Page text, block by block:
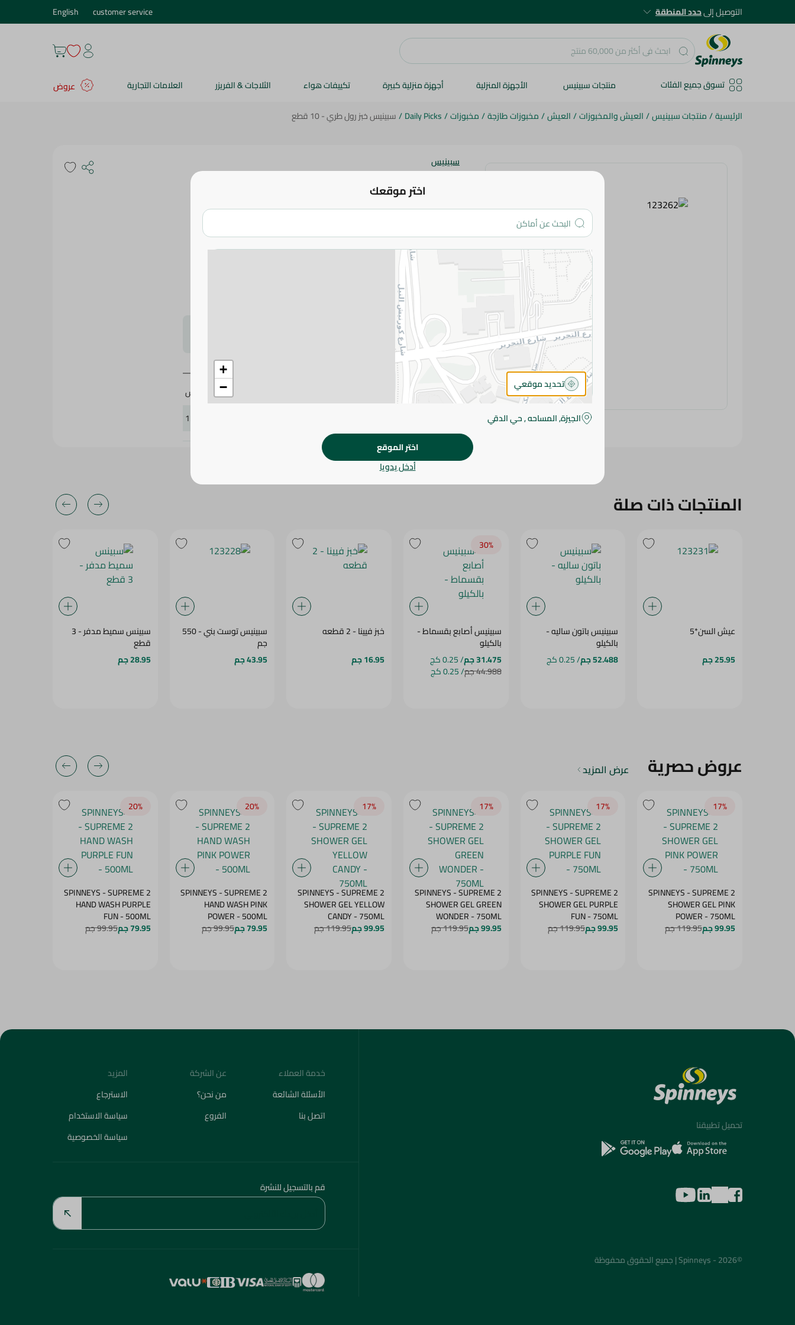
التوصيل إلىحدد المنطقة customer service
English
تسوق جميع الفئات منتجات سبينيس الأجهزة المنزلية أجهزة منزلية كبيرة تكييفات هواء الثلاجات & الفريزر العلامات التجارية
عروض
الرئيسية/منتجات سبينيس/العيش والمخبوزات/العيش/مخبوزات طازجة/مخبوزات/
Daily Picks
/سبينيس خبز رول طري - 10 قطع
سبينيس
سبينيس خبز رول طري - 10 قطع
اضف للعربة
التفاصيل
خبز رول طري من سبينيس مخبوز طازج بقوام هش، مثالي للبرجر والسندويتشات
والوجبات اليومية.
يرجى الملاحظة:
طفيف. قد يتغير التعبئة بناءً على التوفر.
المواصفات
براند
سبينيس
123262
المنتجات ذات صلة
عيش السن*5
25.95 جم
سبينيس باتون ساليه -
بالكيلو
52.488 جم
/ 0.25 كج
30‎%‎
سبينيس أصابع بقسماط -
بالكيلو
31.475 جم
/ 0.25 كج
44.988 جم / 0.25 كج
خبز فيينا - 2 قطعه
16.95 جم
سبينيس توست بني - 550
جم
43.95 جم
سبينس سميط مدفر - 3
قطع
28.95 جم
عروض حصرية عرض المزيد
17‎%‎
SPINNEYS - SUPREME 2
SHOWER GEL PINK
POWER - 750ML
99.95 جم 119.95 جم
17‎%‎
SPINNEYS - SUPREME 2
SHOWER GEL PURPLE
FUN - 750ML
99.95 جم 119.95 جم
17‎%‎
SPINNEYS - SUPREME 2
SHOWER GEL GREEN
WONDER - 750ML
99.95 جم 119.95 جم
17‎%‎
SPINNEYS - SUPREME 2
SHOWER GEL YELLOW
CANDY - 750ML
99.95 جم 119.95 جم
20‎%‎
SPINNEYS - SUPREME 2
HAND WASH PINK
POWER - 500ML
79.95 جم 99.95 جم
20‎%‎
SPINNEYS - SUPREME 2
HAND WASH PURPLE
FUN - 500ML
79.95 جم 99.95 جم
اختر موقعك
+
−
تحديد موقعي
الجيزة, المساحه , حي الدقي
اختر الموقع
أدخل يدويا
تحميل تطبيقنا
©2026 - Spinneys | جميع الحقوق محفوظة
خدمة العملاء
الأسئلة الشائعة
اتصل بنا
عن الشركة
من نحن؟
الفروع
المزيد
الاسترجاع
سياسة الاستخدام
سياسة الخصوصية
قم بالتسجيل للنشرة